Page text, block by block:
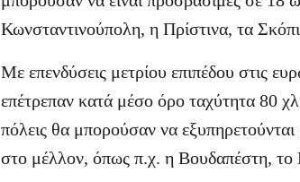
Κωνσταντινούπολη, η Πρίστινα, τα
Με επενδύσεις μετρίου επιπέδου στις
επέτρεπαν κατά μέσο όρο ταχύτητα 80
πόλεις θα μπορούσαν να
στο μέλλον, όπως π.χ. η Βουδαπέστη, το